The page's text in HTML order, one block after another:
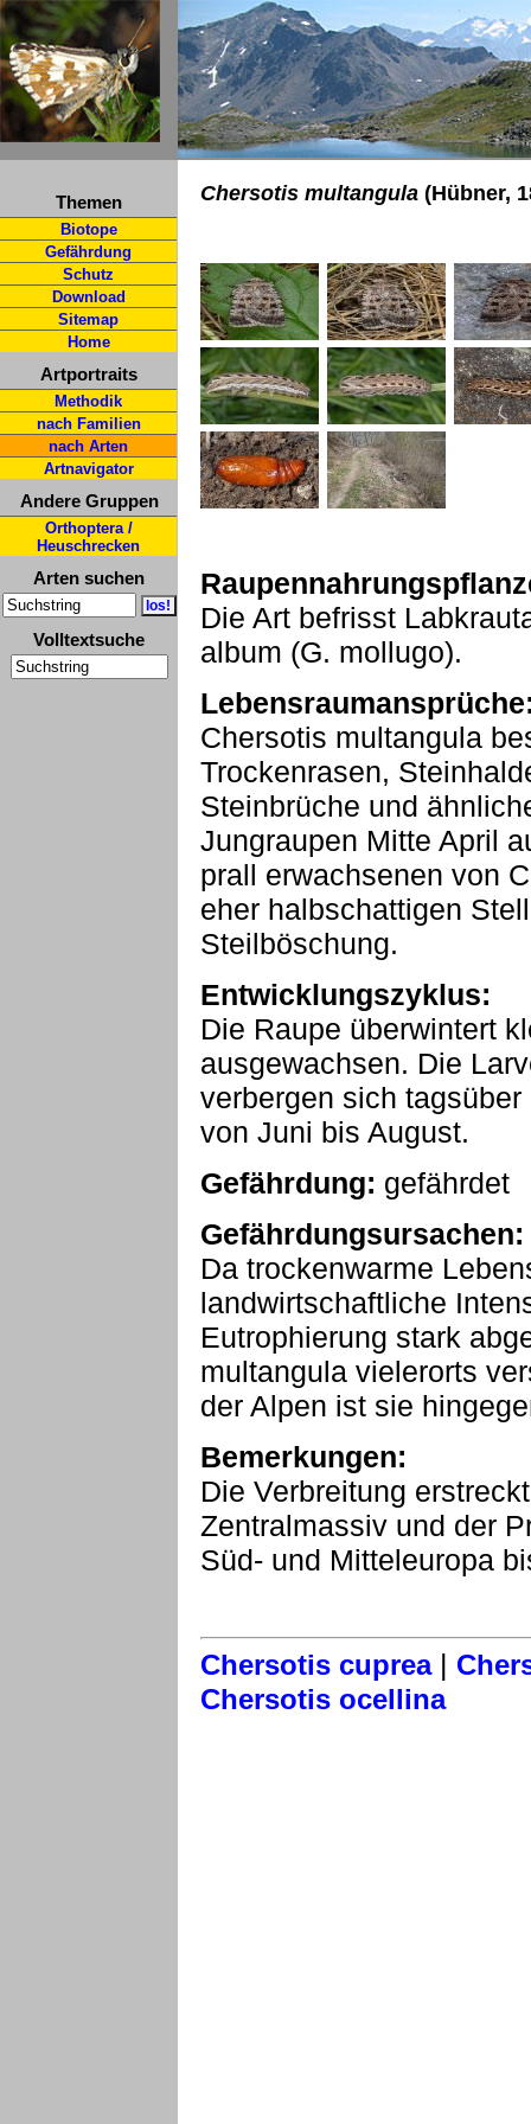
Themen
Biotope
Gefährdung
Schutz
Download
Sitemap
Home
Artportraits
Methodik
nach Familien
nach Arten
Artnavigator
Andere Gruppen
Orthoptera /
Heuschrecken
Arten suchen
Volltextsuche
Chersotis multangula (Hübner,
Die Art befrisst
album (G. mollugo).
Chersotis multangula
Trockenrasen,
Steinbrüche und
Jungraupen Mitte April
prall erwachsenen von
eher halbschattigen
Steilböschung.
Entwicklungszyklus:
Die Raupe überwintert
ausgewachsen. Die
verbergen sich
von Juni bis August.
Gefährdung: gefährdet
Gefährdungsursachen:
Da trockenwarme
landwirtschaftliche
Eutrophierung stark
multangula vielerorts
der Alpen ist sie
Bemerkungen:
Die Verbreitung
Zentralmassiv und der
Süd- und Mitteleuropa
Chersotis cuprea|
Chersotis ocellina